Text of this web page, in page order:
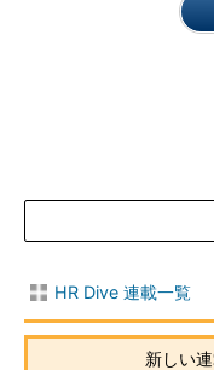
HR Dive 連載一覧
新しい